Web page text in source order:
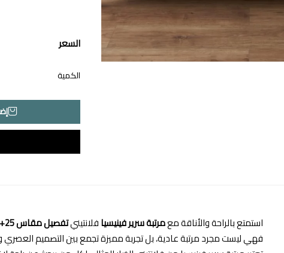
السعر
الكمية
استمتع بالراحة والأناقة معمرتبة سرير فينيسيافلانتينيتفصيل مقاس 90x200+25
فهي ليست مجرد مرتبة عادية، بل تجربة مميزة تجمع بين التصميم العصري